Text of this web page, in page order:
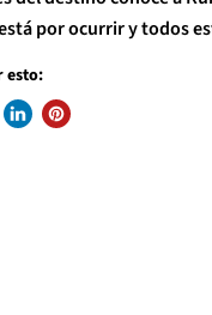
por ocurrir y todos
esto: